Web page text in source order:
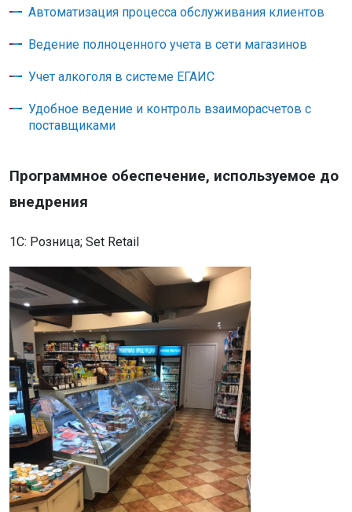
Автоматизация процесса обслуживания клиентов
Ведение полноценного учета в сети магазинов
Учет алкоголя в системе ЕГАИС
Удобное ведение и контроль взаиморасчетов с
поставщиками
Программное обеспечение, используемое до
внедрения
1C: Розница; Set Retail